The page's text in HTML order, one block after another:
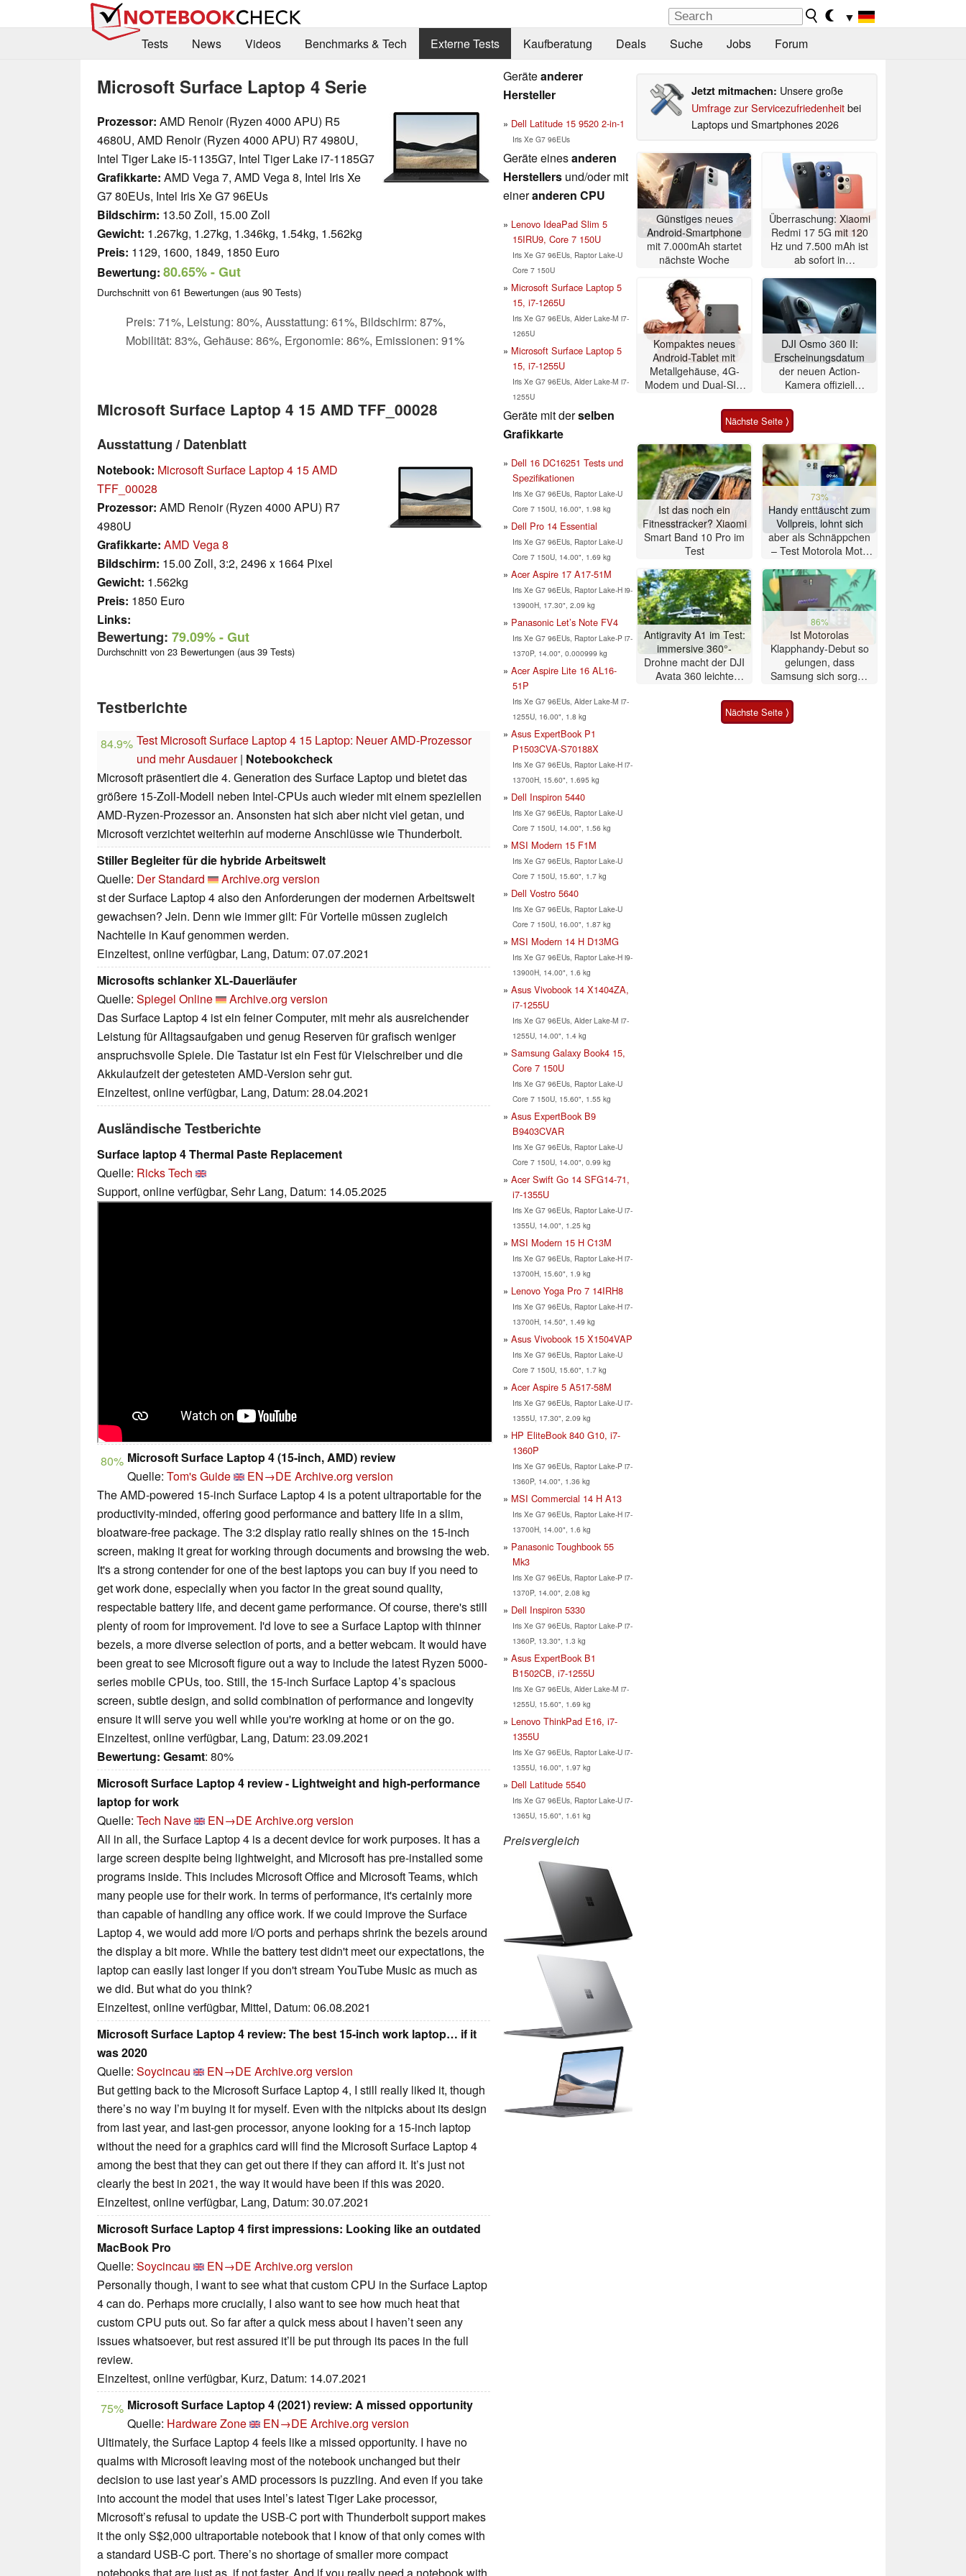
▼
Tests
News Videos Benchmarks & Tech Externe Tests Kaufberatung Deals Suche Jobs Forum
Microsoft Surface Laptop 4 Serie
Prozessor: AMD Renoir (Ryzen 4000 APU) R5
4680U, AMD Renoir (Ryzen 4000 APU) R7 4980U,
Intel Tiger Lake i5-1135G7, Intel Tiger Lake i7-1185G7
Grafikkarte: AMD Vega 7, AMD Vega 8, Intel Iris Xe
G7 80EUs, Intel Iris Xe G7 96EUs
Bildschirm: 13.50 Zoll, 15.00 Zoll
Gewicht: 1.267kg, 1.27kg, 1.346kg, 1.54kg, 1.562kg
Preis: 1129, 1600, 1849, 1850 Euro
Bewertung: 80.65%- Gut
Durchschnitt von 61 Bewertungen (aus 90 Tests)
Preis: 71%, Leistung: 80%, Ausstattung: 61%, Bildschirm: 87%,
Mobilität: 83%, Gehäuse: 86%, Ergonomie: 86%, Emissionen: 91%
Microsoft Surface Laptop 4 15 AMD TFF_00028
Ausstattung / Datenblatt
Notebook: Microsoft Surface Laptop 4 15 AMD
TFF_00028
Prozessor: AMD Renoir (Ryzen 4000 APU) R7
4980U
Grafikkarte: AMD Vega 8
Bildschirm: 15.00 Zoll, 3:2, 2496 x 1664 Pixel
Gewicht: 1.562kg
Preis: 1850 Euro
Links:
Bewertung: 79.09%- Gut
Durchschnitt von 23 Bewertungen (aus 39 Tests)
Testberichte
84.9% Test Microsoft Surface Laptop 4 15 Laptop: Neuer AMD-Prozessor
und mehr Ausdauer| Notebookcheck
Microsoft präsentiert die 4. Generation des Surface Laptop und bietet das
größere 15-Zoll-Modell neben Intel-CPUs auch wieder mit einem speziellen
AMD-Ryzen-Prozessor an. Ansonsten hat sich aber nicht viel getan, und
Microsoft verzichtet weiterhin auf moderne Anschlüsse wie Thunderbolt.
Stiller Begleiter für die hybride Arbeitswelt
Quelle: Der Standard
Archive.org version
st der Surface Laptop 4 also den Anforderungen der modernen Arbeitswelt
gewachsen? Jein. Denn wie immer gilt: Für Vorteile müssen zugleich
Nachteile in Kauf genommen werden.
Einzeltest, online verfügbar, Lang, Datum: 07.07.2021
Microsofts schlanker XL-Dauerläufer
Quelle: Spiegel Online
Archive.org version
Das Surface Laptop 4 ist ein feiner Computer, mit mehr als ausreichender
Leistung für Alltagsaufgaben und genug Reserven für grafisch weniger
anspruchsvolle Spiele. Die Tastatur ist ein Fest für Vielschreiber und die
Akkulaufzeit der getesteten AMD-Version sehr gut.
Einzeltest, online verfügbar, Lang, Datum: 28.04.2021
Ausländische Testberichte
Surface laptop 4 Thermal Paste Replacement
Quelle: Ricks Tech
Support, online verfügbar, Sehr Lang, Datum: 14.05.2025
80% Microsoft Surface Laptop 4 (15-inch, AMD) review
Quelle: Tom's Guide EN→DE Archive.org version
The AMD-powered 15-inch Surface Laptop 4 is a potent ultraportable for the
productivity-minded, offering good performance and battery life in a slim,
bloatware-free package. The 3:2 display ratio really shines on the 15-inch
screen, making it great for working through documents and browsing the web.
It's a strong contender for one of the best laptops you can buy if you need to
get work done, especially when you factor in the great sound quality,
respectable battery life, and decent game performance. Of course, there's still
plenty of room for improvement. I'd love to see a Surface Laptop with thinner
bezels, a more diverse selection of ports, and a better webcam. It would have
been great to see Microsoft figure out a way to include the latest Ryzen 5000-
series mobile CPUs, too. Still, the 15-inch Surface Laptop 4’s spacious
screen, subtle design, and solid combination of performance and longevity
ensure it will serve you well while you're working at home or on the go.
Einzeltest, online verfügbar, Lang, Datum: 23.09.2021
Bewertung: Gesamt: 80%
Microsoft Surface Laptop 4 review - Lightweight and high-performance
laptop for work
Quelle: Tech Nave EN→DE Archive.org version
All in all, the Surface Laptop 4 is a decent device for work purposes. It has a
large screen despite being lightweight, and Microsoft has pre-installed some
programs inside. This includes Microsoft Office and Microsoft Teams, which
many people use for their work. In terms of performance, it's certainly more
than capable of handling any office work. If we could improve the Surface
Laptop 4, we would add more I/O ports and perhaps shrink the bezels around
the display a bit more. While the battery test didn't meet our expectations, the
laptop can easily last longer if you don't stream YouTube Music as much as
we did. But what do you think?
Einzeltest, online verfügbar, Mittel, Datum: 06.08.2021
Microsoft Surface Laptop 4 review: The best 15-inch work laptop… if it
was 2020
Quelle: Soycincau EN→DE Archive.org version
But getting back to the Microsoft Surface Laptop 4, I still really liked it, though
there’s no way I’m buying it for myself. Even with the nitpicks about its design
from last year, and last-gen processor, anyone looking for a 15-inch laptop
without the need for a graphics card will find the Microsoft Surface Laptop 4
among the best that they can get out there if they can afford it. It’s just not
clearly the best in 2021, the way it would have been if this was 2020.
Einzeltest, online verfügbar, Lang, Datum: 30.07.2021
Microsoft Surface Laptop 4 first impressions: Looking like an outdated
MacBook Pro
Quelle: Soycincau EN→DE Archive.org version
Personally though, I want to see what that custom CPU in the Surface Laptop
4 can do. Perhaps more crucially, I also want to see how much heat that
custom CPU puts out. So far after a quick mess about I haven’t seen any
issues whatsoever, but rest assured it’ll be put through its paces in the full
review.
Einzeltest, online verfügbar, Kurz, Datum: 14.07.2021
75% Microsoft Surface Laptop 4 (2021) review: A missed opportunity
Quelle: Hardware Zone EN→DE Archive.org version
Ultimately, the Surface Laptop 4 feels like a missed opportunity. I have no
qualms with Microsoft leaving most of the notebook unchanged but their
decision to use last year’s AMD processors is puzzling. And even if you take
into account the model that uses Intel’s latest Tiger Lake processor,
Microsoft’s refusal to update the USB-C port with Thunderbolt support makes
it the only S$2,000 ultraportable notebook that I know of that only comes with
a standard USB-C port. There’s no shortage of smaller more compact
notebooks that are just as, if not faster. And if you really need a notebook with
Geräteanderer
Hersteller
Dell Latitude 15 9520 2-in-1
Iris Xe G7 96EUs
Geräte einesanderen
Herstellers und/oder mit
eineranderen CPU
Lenovo IdeaPad Slim 5
15IRU9, Core 7 150U
Iris Xe G7 96EUs, Raptor Lake-U
Core 7 150U
Microsoft Surface Laptop 5
15, i7-1265U
Iris Xe G7 96EUs, Alder Lake-M i7-
1265U
Microsoft Surface Laptop 5
15, i7-1255U
Iris Xe G7 96EUs, Alder Lake-M i7-
1255U
Geräte mit derselben
Grafikkarte
Dell 16 DC16251 Tests und
Spezifikationen
Iris Xe G7 96EUs, Raptor Lake-U
Core 7 150U, 16.00", 1.98 kg
Dell Pro 14 Essential
Iris Xe G7 96EUs, Raptor Lake-U
Core 7 150U, 14.00", 1.69 kg
Acer Aspire 17 A17-51M
Iris Xe G7 96EUs, Raptor Lake-H i9-
13900H, 17.30", 2.09 kg
Panasonic Let’s Note FV4
Iris Xe G7 96EUs, Raptor Lake-P i7-
1370P, 14.00", 0.000999 kg
Acer Aspire Lite 16 AL16-
51P
Iris Xe G7 96EUs, Alder Lake-M i7-
1255U, 16.00", 1.8 kg
Asus ExpertBook P1
P1503CVA-S70188X
Iris Xe G7 96EUs, Raptor Lake-H i7-
13700H, 15.60", 1.695 kg
Dell Inspiron 5440
Iris Xe G7 96EUs, Raptor Lake-U
Core 7 150U, 14.00", 1.56 kg
MSI Modern 15 F1M
Iris Xe G7 96EUs, Raptor Lake-U
Core 7 150U, 15.60", 1.7 kg
Dell Vostro 5640
Iris Xe G7 96EUs, Raptor Lake-U
Core 7 150U, 16.00", 1.87 kg
MSI Modern 14 H D13MG
Iris Xe G7 96EUs, Raptor Lake-H i9-
13900H, 14.00", 1.6 kg
Asus Vivobook 14 X1404ZA,
i7-1255U
Iris Xe G7 96EUs, Alder Lake-M i7-
1255U, 14.00", 1.4 kg
Samsung Galaxy Book4 15,
Core 7 150U
Iris Xe G7 96EUs, Raptor Lake-U
Core 7 150U, 15.60", 1.55 kg
Asus ExpertBook B9
B9403CVAR
Iris Xe G7 96EUs, Raptor Lake-U
Core 7 150U, 14.00", 0.99 kg
Acer Swift Go 14 SFG14-71,
i7-1355U
Iris Xe G7 96EUs, Raptor Lake-U i7-
1355U, 14.00", 1.25 kg
MSI Modern 15 H C13M
Iris Xe G7 96EUs, Raptor Lake-H i7-
13700H, 15.60", 1.9 kg
Lenovo Yoga Pro 7 14IRH8
Iris Xe G7 96EUs, Raptor Lake-H i7-
13700H, 14.50", 1.49 kg
Asus Vivobook 15 X1504VAP
Iris Xe G7 96EUs, Raptor Lake-U
Core 7 150U, 15.60", 1.7 kg
Acer Aspire 5 A517-58M
Iris Xe G7 96EUs, Raptor Lake-U i7-
1355U, 17.30", 2.09 kg
HP EliteBook 840 G10, i7-
1360P
Iris Xe G7 96EUs, Raptor Lake-P i7-
1360P, 14.00", 1.36 kg
MSI Commercial 14 H A13
Iris Xe G7 96EUs, Raptor Lake-H i7-
13700H, 14.00", 1.6 kg
Panasonic Toughbook 55
Mk3
Iris Xe G7 96EUs, Raptor Lake-P i7-
1370P, 14.00", 2.08 kg
Dell Inspiron 5330
Iris Xe G7 96EUs, Raptor Lake-P i7-
1360P, 13.30", 1.3 kg
Asus ExpertBook B1
B1502CB, i7-1255U
Iris Xe G7 96EUs, Alder Lake-M i7-
1255U, 15.60", 1.69 kg
Lenovo ThinkPad E16, i7-
1355U
Iris Xe G7 96EUs, Raptor Lake-U i7-
1355U, 16.00", 1.97 kg
Dell Latitude 5540
Iris Xe G7 96EUs, Raptor Lake-U i7-
1365U, 15.60", 1.61 kg
Preisvergleich
Jetzt mitmachen: Unsere große
Umfrage zur Servicezufriedenheitbei
Laptops und Smartphones 2026
Günstiges neues
Android-Smartphone
mit 7.000mAh startet
nächste Woche
Überraschung: Xiaomi
Redmi 17 5G mit 120
Hz und 7.500 mAh ist
ab sofort in
Kompaktes neues
Android-Tablet mit
Metallgehäuse, 4G-
Modem und Dual-SIM
DJI Osmo 360 II:
Erscheinungsdatum
der neuen Action-
Kamera offiziell
Nächste Seite ⟩
Ist das noch ein
Fitnesstracker? Xiaomi
Smart Band 10 Pro im
Test
73%
Handy enttäuscht zum
Vollpreis, lohnt sich
aber als Schnäppchen
– Test Motorola Moto
Antigravity A1 im Test:
immersive 360°-
Drohne macht der DJI
Avata 360 leichte
86%
Ist Motorolas
Klapphandy-Debut so
gelungen, dass
Samsung sich sorgen
Smartphone im Test
Nächste Seite ⟩